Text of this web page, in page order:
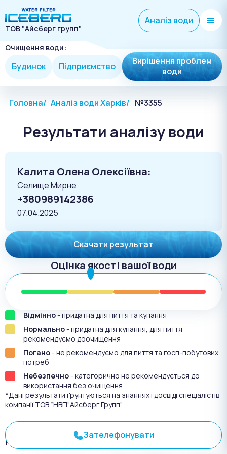
ТОВ "Айсберг групп"
Аналіз води
Очищення води:
Будинок Підприємство
Вирішення проблем
води
Головна Аналіз води Харків №3355
Результати аналізу води
Калита Олена Олексіївна:
Селище Мирне
+380989142386
07.04.2025
Скачати результат
Оцінка якості вашої води
Відмінно- придатна для пиття та купання
Нормально- придатна для купання, для пиття
рекомендуємо доочищення
Погано- не рекомендуємо для пиття та госп-побутових
потреб
Небезпечно- категорично не рекомендується до
використання без очищення
*Дані результати ґрунтуються на знаннях і досвіді спеціалістів
компанії ТОВ “НВП”Айсберг Групп”
Результат аналіза №3355
Зателефонувати